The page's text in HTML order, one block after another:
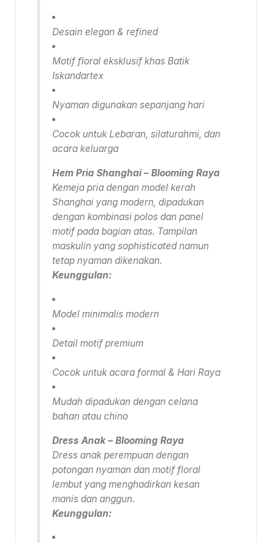
Desain elegan & refined
Motif floral eksklusif khas Batik
Iskandartex
Nyaman digunakan sepanjang hari
Cocok untuk Lebaran, silaturahmi, dan
acara keluarga
Hem Pria Shanghai – Blooming Raya
Kemeja pria dengan model kerah
Shanghai yang modern, dipadukan
dengan kombinasi polos dan panel
motif pada bagian atas. Tampilan
maskulin yang sophisticated namun
tetap nyaman dikenakan.
Keunggulan:
Model minimalis modern
Detail motif premium
Cocok untuk acara formal & Hari Raya
Mudah dipadukan dengan celana
bahan atau chino
Dress Anak – Blooming Raya
Dress anak perempuan dengan
potongan nyaman dan motif floral
lembut yang menghadirkan kesan
manis dan anggun.
Keunggulan: